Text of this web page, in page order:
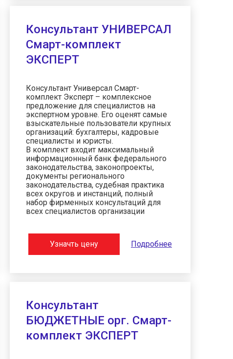
Консультант УНИВЕРСАЛ
Смарт-комплект
ЭКСПЕРТ
Консультант Универсал Смарт-
комплект Эксперт – комплексное
предложение для специалистов на
экспертном уровне. Его оценят самые
взыскательные пользователи крупных
организаций: бухгалтеры, кадровые
специалисты и юристы.
В комплект входит максимальный
информационный банк федерального
законодательства, законопроекты,
документы регионального
законодательства, судебная практика
всех округов и инстанций, полный
набор фирменных консультаций для
всех специалистов организации
Узначть цену Подробнее
Консультант
БЮДЖЕТНЫЕ орг. Смарт-
комплект ЭКСПЕРТ